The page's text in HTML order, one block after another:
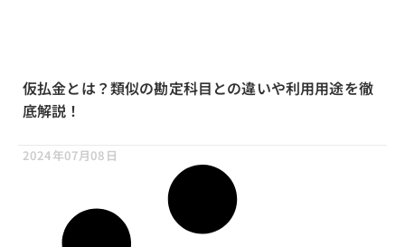
仮払金とは？類似の勘定科目との違いや利用用途を徹
底解説！
2024年07月08日